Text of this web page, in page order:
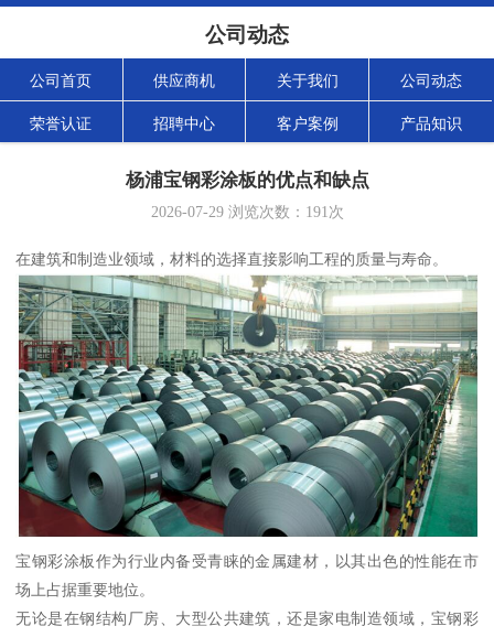
公司动态
公司首页 供应商机 关于我们 公司动态
荣誉认证 招聘中心 客户案例 产品知识
杨浦宝钢彩涂板的优点和缺点
2026-07-29浏览次数： 191次
在建筑和制造业领域，材料的选择直接影响工程的质量与寿命。
宝钢彩涂板作为行业内备受青睐的金属建材，以其出色的性能在市
场上占据重要地位。
无论是在钢结构厂房、大型公共建筑，还是家电制造领域，宝钢彩